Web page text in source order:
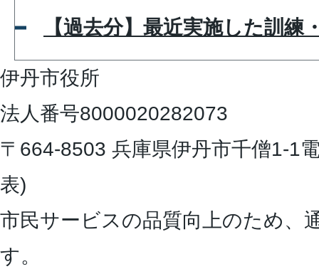
【過去分】最近実施した訓練
伊丹市役所
法人番号8000020282073
〒664-8503 兵庫県伊丹市千僧1-1
表)
市民サービスの品質向上のため、
す。